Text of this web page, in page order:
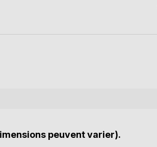
peuvent varier).